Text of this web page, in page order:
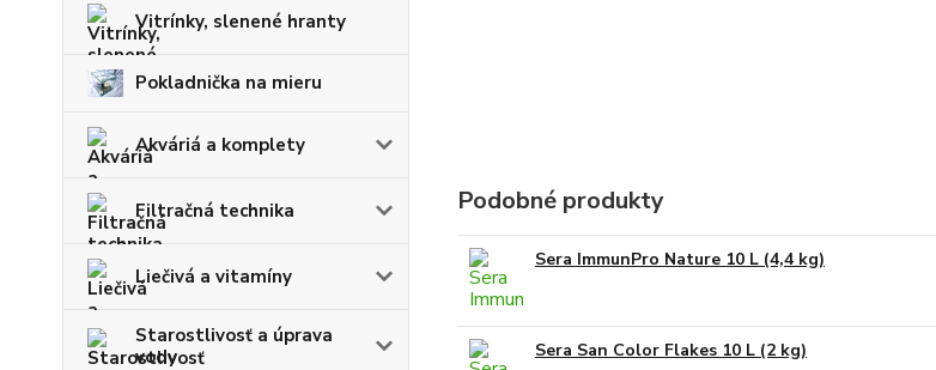
Vitrínky, slenené hranty
Pokladnička na mieru
Akváriá a komplety
Filtračná technika
Liečivá a vitamíny
Starostlivosť a úprava
vody
Podobné produkty
Sera ImmunPro Nature 10 L (4,4 kg)
Sera San Color Flakes 10 L (2 kg)